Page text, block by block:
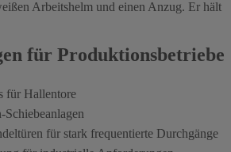
für Produktionsbetriebe
für Hallentore
für stark frequentierte Durchgänge